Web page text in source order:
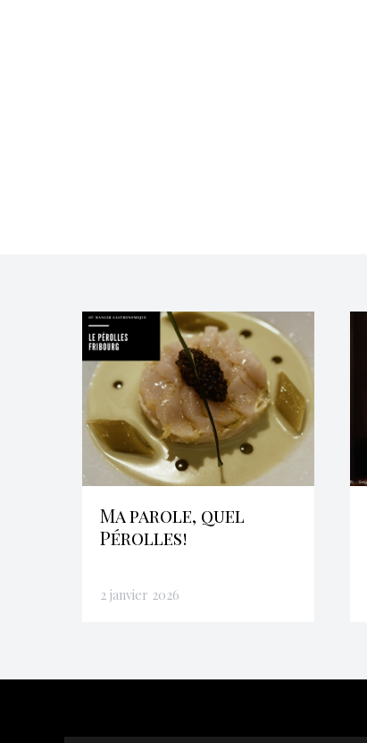
Ma parole, quel
Pérolles!
2 janvier 2026